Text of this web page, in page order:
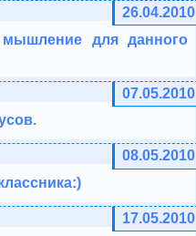
26.04.2010
мышление для данного
07.05.2010
08.05.2010
17.05.2010